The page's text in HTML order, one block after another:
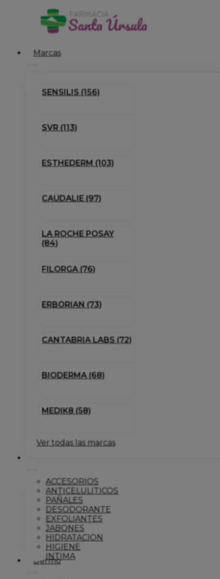
Marcas
SENSILIS (156)
SVR (113)
ESTHEDERM (103)
CAUDALIE (97)
LA ROCHE POSAY
(84)
FILORGA (76)
ERBORIAN (73)
CANTABRIA LABS (72)
BIODERMA (68)
MEDIK8 (58)
Ver todas las marcas
ACCESORIOS
ANTICELULITICOS
PAÑALES
DESODORANTE
EXFOLIANTES
JABONES
HIDRATACION
HIGIENE
INTIMA
Dermo